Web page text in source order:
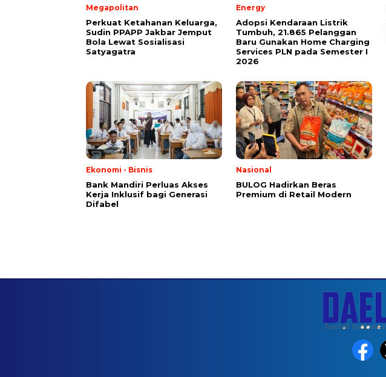
Megapolitan
Perkuat Ketahanan Keluarga,
Sudin PPAPP Jakbar Jemput
Bola Lewat Sosialisasi
Satyagatra
Energy
Adopsi Kendaraan Listrik
Tumbuh, 21.865 Pelanggan
Baru Gunakan Home Charging
Services PLN pada Semester I
2026
Ekonomi - Bisnis
Bank Mandiri Perluas Akses
Kerja Inklusif bagi Generasi
Difabel
Nasional
BULOG Hadirkan Beras
Premium di Retail Modern